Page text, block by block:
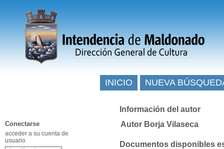
Información del autor
Autor Borja Vilaseca
Documentos disponibles
INICIO NUEVA
Conectarse
acceder a su cuenta de
usuario